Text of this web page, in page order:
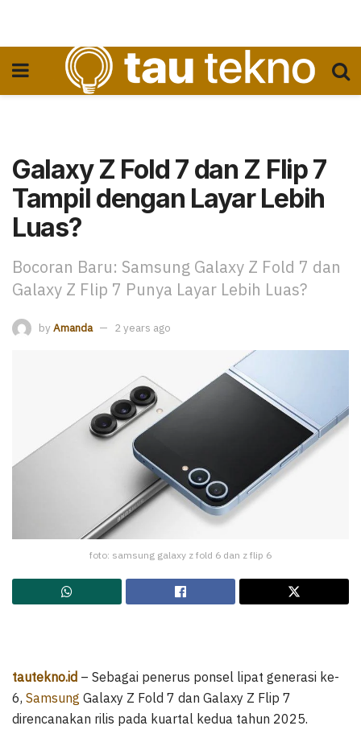
Galaxy Z Fold 7 dan Z Flip 7
Tampil dengan Layar Lebih
Luas?
Bocoran Baru: Samsung Galaxy Z Fold 7 dan
Galaxy Z Flip 7 Punya Layar Lebih Luas?
by Amanda 2 years ago
foto: samsung galaxy z fold 6 dan z flip 6
tautekno.id – Sebagai penerus ponsel lipat generasi ke-
6, Samsung Galaxy Z Fold 7 dan Galaxy Z Flip 7
direncanakan rilis pada kuartal kedua tahun 2025.